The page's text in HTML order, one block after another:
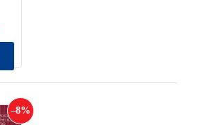
8